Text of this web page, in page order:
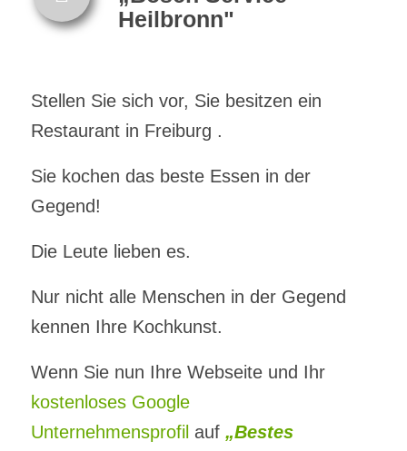
Heilbronn"
Stellen Sie sich vor, Sie besitzen ein
Restaurant in Freiburg .
Sie kochen das beste Essen in der
Gegend!
Die Leute lieben es.
Nur nicht alle Menschen in der Gegend
kennen Ihre Kochkunst.
Wenn Sie nun Ihre Webseite und Ihr
kostenloses Google
Unternehmensprofil auf „Bestes